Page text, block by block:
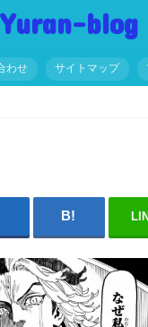
Yuran-blog
わせ サイトマップ